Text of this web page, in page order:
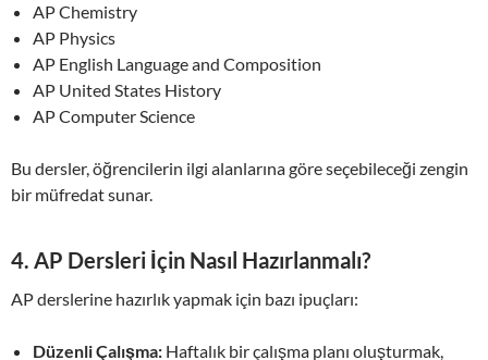
AP Chemistry
AP Physics
AP English Language and Composition
AP United States History
AP Computer Science
Bu dersler, öğrencilerin ilgi alanlarına göre seçebileceği zengin
bir müfredat sunar.
4. AP Dersleri İçin Nasıl Hazırlanmalı?
AP derslerine hazırlık yapmak için bazı ipuçları:
Düzenli Çalışma: Haftalık bir çalışma planı oluşturmak,